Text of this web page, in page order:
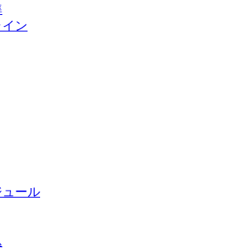
ン
ール